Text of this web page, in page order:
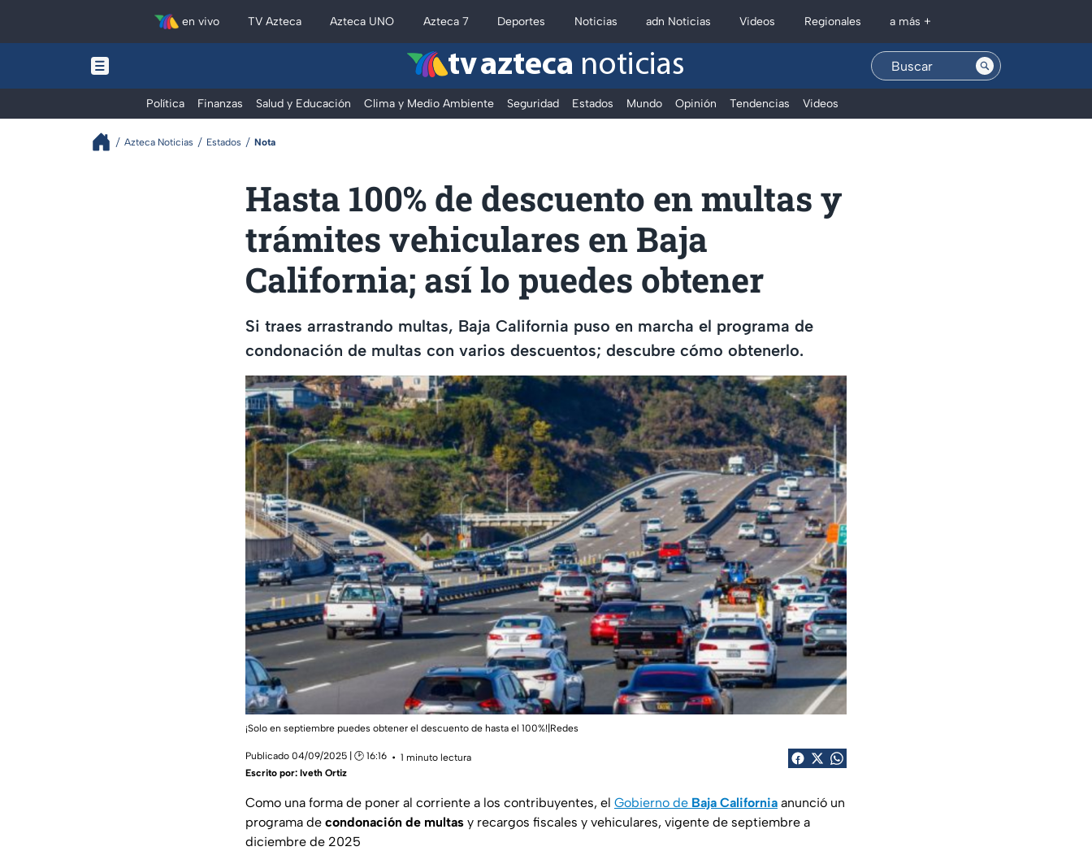
en vivo TV Azteca Azteca UNO Azteca 7 Deportes Noticias adn Noticias Videos Regionales a más +
tv azteca noticias
Política Finanzas Salud y Educación Clima y Medio Ambiente Seguridad Estados Mundo Opinión Tendencias Videos
Azteca Noticias Estados Nota
Hasta 100% de descuento en multas y
trámites vehiculares en Baja
California; así lo puedes obtener
Si traes arrastrando multas, Baja California puso en marcha el programa de
condonación de multas con varios descuentos; descubre cómo obtenerlo.
¡Solo en septiembre puedes obtener el descuento de hasta el 100%!|Redes
Publicado 04/09/2025 | 🕑 16:16
1 minuto lectura
Escrito por: Iveth Ortiz
Como una forma de poner al corriente a los contribuyentes, el Gobierno de Baja California anunció un
programa de condonación de multas y recargos fiscales y vehiculares, vigente de septiembre a
diciembre de 2025